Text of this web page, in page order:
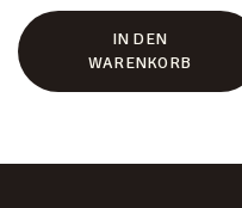
IN DEN
WARENKORB